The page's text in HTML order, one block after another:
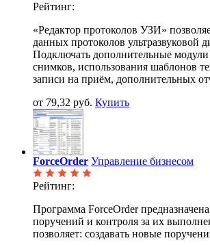
Рейтинг:
«Редактор протоколов УЗИ»
данных протоколов ультразвуковой
Подключать дополнительные модули
снимков, использования шаблонов
записи на приём, дополнительных
от 79,32 руб. Купить
ForceOrder Управление бизнесом
Рейтинг:
Программа ForceOrder
поручений и контроля за их
позволяет: создавать новые